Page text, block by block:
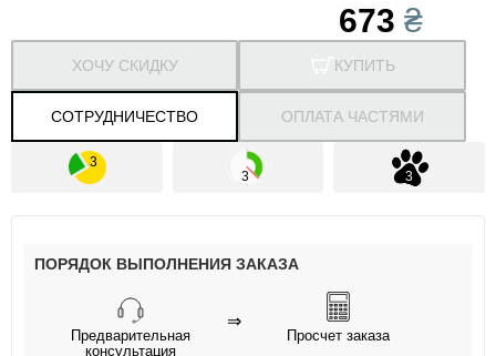
673 ₴
КУПИТЬ
СОТРУДНИЧЕСТВО
ХОЧУ СКИДКУ
ОПЛАТА ЧАСТЯМИ
ПОРЯДОК ВЫПОЛНЕНИЯ ЗАКАЗА
Предварительная
консультация
⇒
Просчет заказа